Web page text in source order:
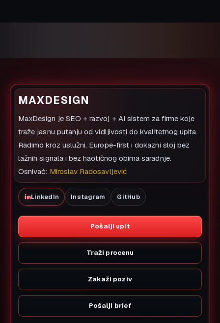
MAXDESIGN
MaxDesign je SEO + razvoj + AI sistem za firme koje
traže jasnu putanju od vidljivosti do kvalitetnog upita.
Radimo kroz uslužni, Europe-first i dokazni sloj bez
lažnih signala i bez haotičnog obima saradnje.
Osnivač: Miroslav Radosavljević
LinkedIn Instagram GitHub
Pošalji upit
Traži procenu
Zakaži poziv
Pošalji brief